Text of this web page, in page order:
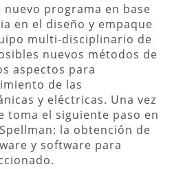
nuevo programa en base
en el diseño y empaque
multi-disciplinario de
nuevos métodos de
aspectos para
de las
y eléctricas. Una vez
toma el siguiente paso en
la obtención de
y software para